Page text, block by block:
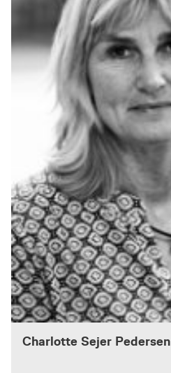
Charlotte Sejer Pedersen